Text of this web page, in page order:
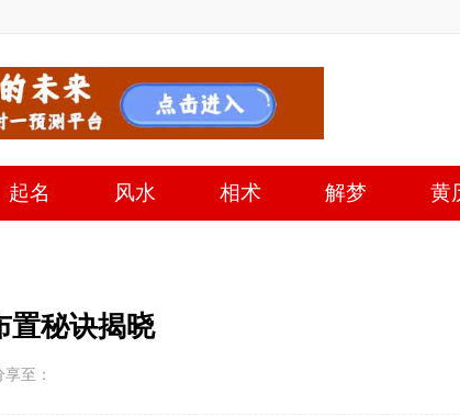
起名 风水 相术 解梦 黄
置秘诀揭晓
享至：